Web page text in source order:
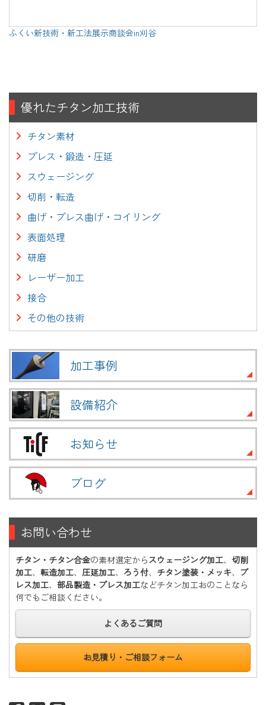
ふくい新技術・新工法展示商談会in刈谷
優れたチタン加工技術
チタン素材
プレス・鍛造・圧延
スウェージング
切削・転造
曲げ・プレス曲げ・コイリング
表面処理
研磨
レーザー加工
接合
その他の技術
加工事例
設備紹介
お知らせ
ブログ
お問い合わせ
チタン・チタン合金の素材選定からスウェージング加工、 切削
加工、 転造加工、 圧延加工、 ろう付、 チタン塗装・メッキ、 プ
レス加工、 部品製造・プレス加工などチタン加工おのことなら
何でもご相談ください。
よくあるご質問
お見積り・ご相談フォーム